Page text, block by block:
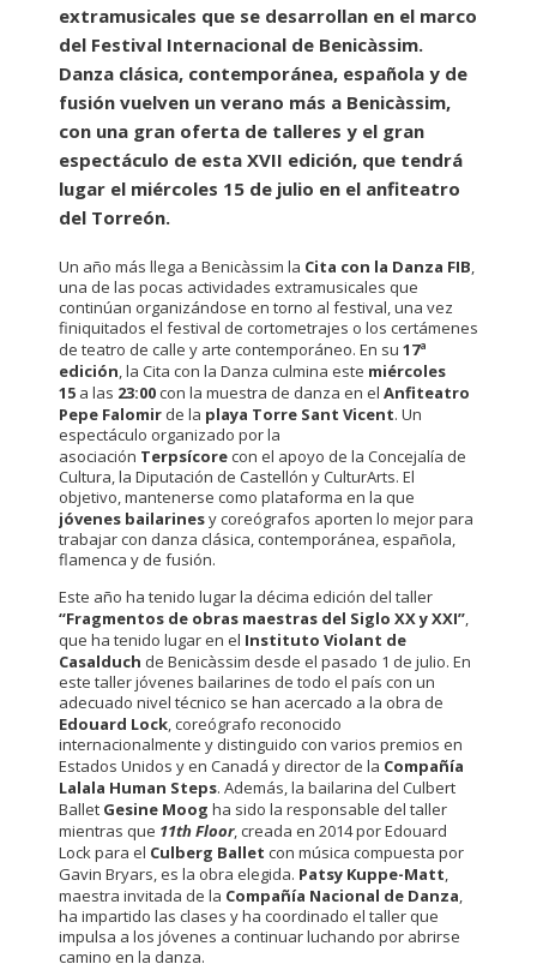
extramusicales que se desarrollan en el marco
del Festival Internacional de Benicàssim.
Danza clásica, contemporánea, española y de
fusión vuelven un verano más a Benicàssim,
con una gran oferta de talleres y el gran
espectáculo de esta XVII edición, que tendrá
lugar el miércoles 15 de julio en el anfiteatro
del Torreón.
Un año más llega a Benicàssim la Cita con la Danza FIB,
una de las pocas actividades extramusicales que
continúan organizándose en torno al festival, una vez
finiquitados el festival de cortometrajes o los certámenes
de teatro de calle y arte contemporáneo. En su 17ª
edición, la Cita con la Danza culmina este miércoles
15 a las 23:00con la muestra de danza en el Anfiteatro
Pepe Falomir de la playa Torre Sant Vicent. Un
espectáculo organizado por la
asociación Terpsícorecon el apoyo de la Concejalía de
Cultura, la Diputación de Castellón y CulturArts. El
objetivo, mantenerse como plataforma en la que
jóvenes bailarinesy coreógrafos aporten lo mejor para
trabajar con danza clásica, contemporánea, española,
flamenca y de fusión.
Este año ha tenido lugar la décima edición del taller
“Fragmentos de obras maestras del Siglo XX y XXI”,
que ha tenido lugar en el Instituto Violant de
Casalduch de Benicàssim desde el pasado 1 de julio. En
este taller jóvenes bailarines de todo el país con un
adecuado nivel técnico se han acercado a la obra de
Edouard Lock, coreógrafo reconocido
internacionalmente y distinguido con varios premios en
Estados Unidos y en Canadá y director de la Compañía
Lalala Human Steps. Además, la bailarina del Culbert
Ballet Gesine Moog ha sido la responsable del taller
mientras que 11th Floor, creada en 2014 por Edouard
Lock para el Culberg Ballet con música compuesta por
Gavin Bryars, es la obra elegida. Patsy Kuppe-Matt,
maestra invitada de la Compañía Nacional de Danza,
ha impartido las clases y ha coordinado el taller que
impulsa a los jóvenes a continuar luchando por abrirse
camino en la danza.